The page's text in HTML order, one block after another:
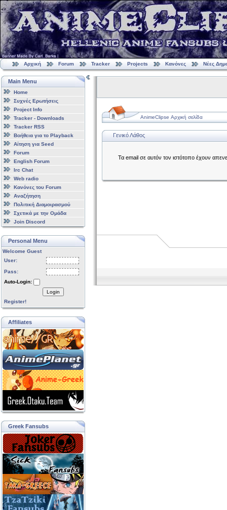
Αρχική Forum Tracker Projects Κανόνες Νέες
Main Menu
Home
Συχνές Ερωτήσεις
Project Info
Tracker - Downloads
Tracker RSS
Βοήθεια για το Playback
Αίτηση για Seed
Forum
English Forum
Irc Chat
Web radio
Κανόνες του Forum
Αναζήτηση
Πολιτική Διαμοιρασμού
Σχετικά με την Ομάδα
Join Discord
Personal Menu
Welcome Guest
User:
Pass:
Auto-Login:
Login
Register!
Affiliates
Greek Fansubs
AnimeClipse Αρχική σελίδα
Γενικό Λάθος
Τα email σε αυτόν τον ιστότοπο έχουν